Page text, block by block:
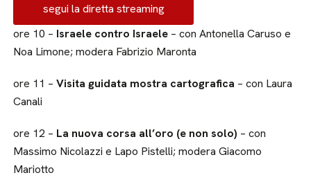
segui la diretta streaming
ore 10 – Israele contro Israele – con Antonella Caruso e
Noa Limone; modera Fabrizio Maronta
ore 11 –Visita guidata mostra cartografica – con Laura
Canali
ore 12 – La nuova corsa all’oro (e non solo) – con
Massimo Nicolazzi e Lapo Pistelli; modera Giacomo
Mariotto